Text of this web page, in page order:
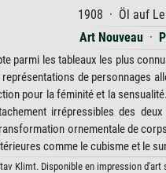
1908 · Öl auf
Art Nouveau·
parmi les tableaux les plus
de personnages
pour la féminité et la
irrépressibles des
ornementale de
comme le cubisme et le
Klimt. Disponible en impression